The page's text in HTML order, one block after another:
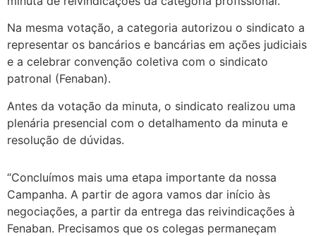
Na mesma votação, a categoria autorizou o sindicato a
representar os bancários e bancárias em ações judiciais
e a celebrar convenção coletiva com o sindicato
patronal (Fenaban).
Antes da votação da minuta, o sindicato realizou uma
plenária presencial com o detalhamento da minuta e
resolução de dúvidas.
“Concluímos mais uma etapa importante da nossa
Campanha. A partir de agora vamos dar início às
negociações, a partir da entrega das reivindicações à
Fenaban. Precisamos que os colegas permaneçam